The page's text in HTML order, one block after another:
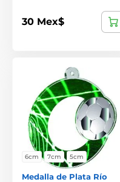
30 Mex$
6cm 7cm 5cm
Medalla de Plata Río